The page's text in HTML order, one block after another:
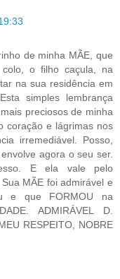
de minha MÃE, que
o filho caçula, na
na sua residência em
simples lembrança
preciosos de minha
coração e lágrimas nos
irremediável. Posso,
agora o seu ser.
E ela vale pelo
MÃE foi admirável e
e que FORMOU na
ADMIRÁVEL D.
RESPEITO, NOBRE